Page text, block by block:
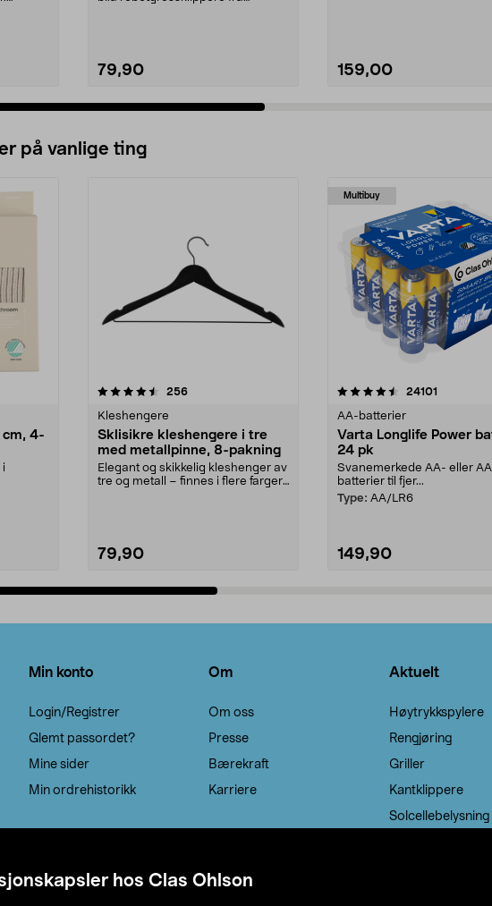
hos Clas Ohlson
79,90 159,00
på vanlige ting
cm, 4-
i
256anmeldelser
Kleshengere
Sklisikre kleshengere i tre
med metallpinne, 8-pakning
Elegant og skikkelig kleshenger av
tre og metall – finnes i flere farger.
79,90
Multibuy
4.5av 5 stjerner 24101
AA-batterier
Varta Longlife Power
24 pk
Svanemerkede AA- eller
batterier til fjer...
Type: AA/LR6
149,90
4.5av 5 stjerner
Min konto
Login/Registrer
Glemt passordet?
Mine sider
Min ordrehistorikk
Om
Om oss
Presse
Bærekraft
Karriere
Aktuelt
Høytrykkspylere
Rengjøring
Griller
Kantklippere
Solcellebelysning